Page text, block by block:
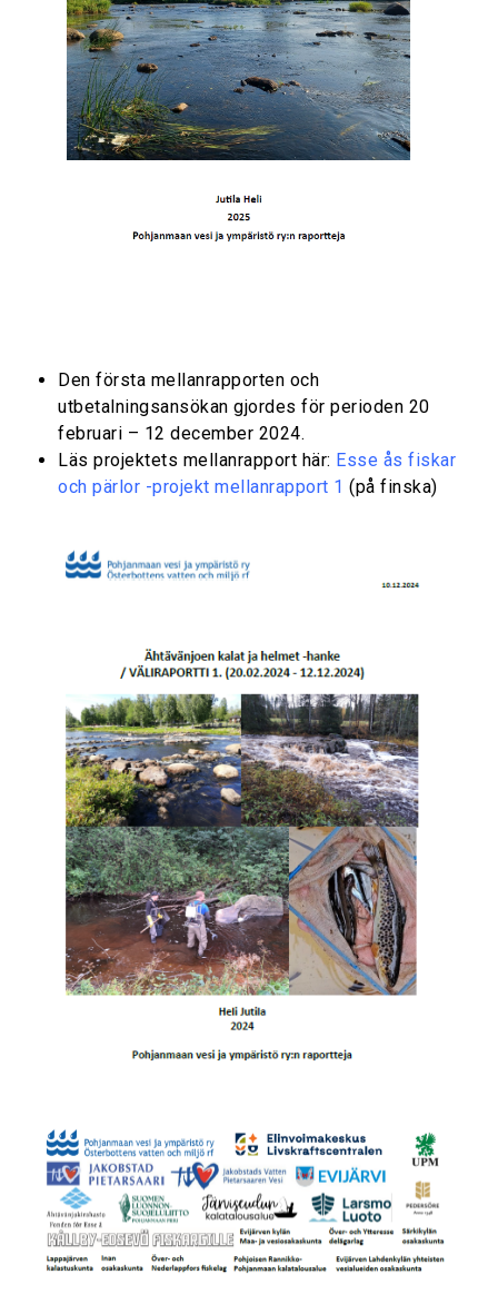
Den första mellanrapporten och
utbetalningsansökan gjordes för perioden 20
februari – 12 december 2024.
Läs projektets mellanrapport här: Esse ås fiskar
och pärlor -projekt mellanrapport 1 (på finska)